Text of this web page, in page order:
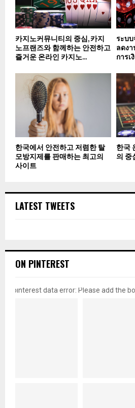
카지노커뮤니티의 중심, 카지
노프랜즈와 함께하는 안전하고
즐거운 온라인 카지노...
ระบ
ลดง
การเ
한국에서 안전하고 저렴한 탈
모방지제를 판매하는 최고의
사이트
한국
의 중
LATEST TWEETS
ON PINTEREST
pinterest data error: Please add the